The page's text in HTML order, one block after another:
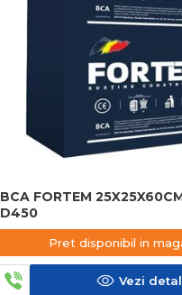
BCA FORTEM
D450
Pret disponibil in
Vezi